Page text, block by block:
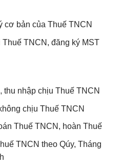
cơ bản của Thuế TNCN
TNCN, đăng ký MST
nhập chịu Thuế TNCN
chịu Thuế TNCN
Thuế TNCN, hoàn Thuế
TNCN theo Qúy, Tháng